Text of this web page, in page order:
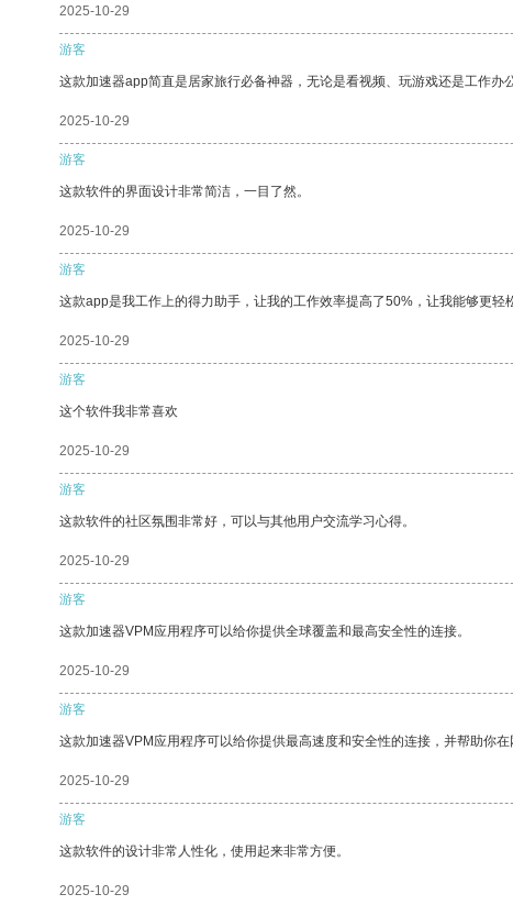
2025-10-29
游客
这款加速器app简直是居家旅行必备神器，无论是看视频、玩游戏还是工作办
2025-10-29
游客
这款软件的界面设计非常简洁，一目了然。
2025-10-29
游客
这款app是我工作上的得力助手，让我的工作效率提高了50%，让我能够更轻
2025-10-29
游客
这个软件我非常喜欢
2025-10-29
游客
这款软件的社区氛围非常好，可以与其他用户交流学习心得。
2025-10-29
游客
这款加速器VPM应用程序可以给你提供全球覆盖和最高安全性的连接。
2025-10-29
游客
这款加速器VPM应用程序可以给你提供最高速度和安全性的连接，并帮助你在
2025-10-29
游客
这款软件的设计非常人性化，使用起来非常方便。
2025-10-29